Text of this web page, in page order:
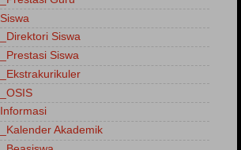
Siswa
_Direktori Siswa
_Prestasi Siswa
_Ekstrakurikuler
_OSIS
Informasi
_Kalender Akademik